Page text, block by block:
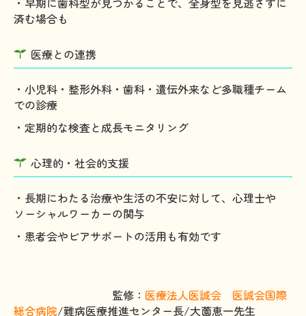
済む場合も
医療との連携
・小児科・整形外科・歯科・遺伝外来など多職種チーム
での診療
・定期的な検査と成長モニタリング
心理的・社会的支援
・長期にわたる治療や生活の不安に対して、心理士や
ソーシャルワーカーの関与
・患者会やピアサポートの活用も有効です
監修： 医療法人医誠会 医誠会国際
総合病院/難病医療推進センター長/大薗恵一先生